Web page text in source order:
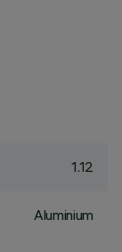
1.12
Aluminium